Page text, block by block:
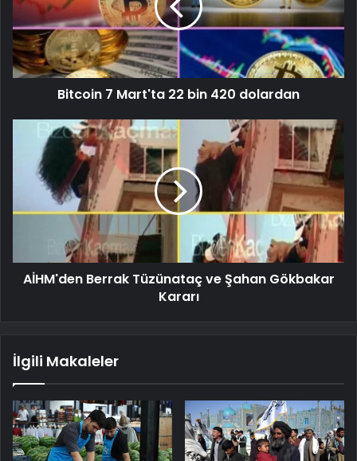
Bitcoin 7 Mart'ta 22 bin 420 dolardan
AİHM'den Berrak Tüzünataç ve Şahan Gökbakar
Kararı
İlgili Makaleler